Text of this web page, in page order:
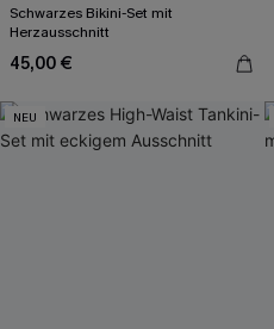
Schwarzes Bikini-Set mit
Herzausschnitt
45,00 €
NEU